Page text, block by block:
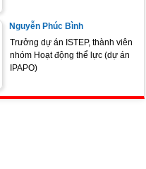
Nguyễn Phúc Bình
Trưởng dự án ISTEP, thành viên
nhóm Hoạt động thể lực (dự án
IPAPO)